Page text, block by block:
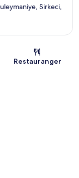
Sirkeci,
Restauranger